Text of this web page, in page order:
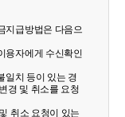
지급방법은 다음으
용자에게 수신확인
일치 등이 있는 경
경 및 취소를 요청
취소 요청이 있는